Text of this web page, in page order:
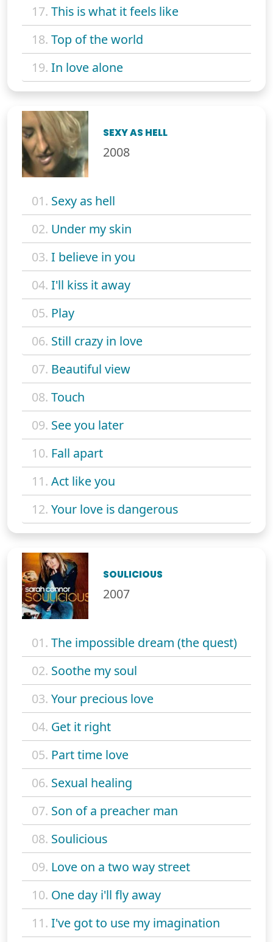
17. This is what it feels like
18. Top of the world
19. In love alone
SEXY AS HELL
2008
01. Sexy as hell
02. Under my skin
03. I believe in you
04. I'll kiss it away
05. Play
06. Still crazy in love
07. Beautiful view
08. Touch
09. See you later
10. Fall apart
11. Act like you
12. Your love is dangerous
SOULICIOUS
2007
01. The impossible dream (the quest)
02. Soothe my soul
03. Your precious love
04. Get it right
05. Part time love
06. Sexual healing
07. Son of a preacher man
08. Soulicious
09. Love on a two way street
10. One day i'll fly away
11. I've got to use my imagination